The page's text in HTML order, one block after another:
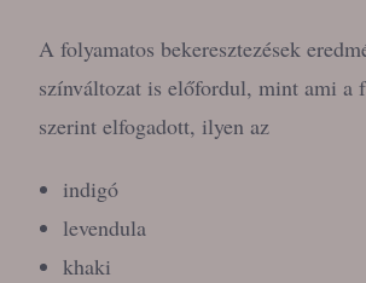
A folyamatos bekeresztezések
színváltozat is előfordul, mint ami a
szerint elfogadott, ilyen az
indigó
levendula
khaki